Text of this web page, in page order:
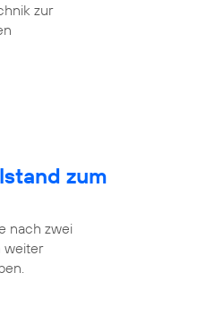
zur
zum
nach zwei
weiter